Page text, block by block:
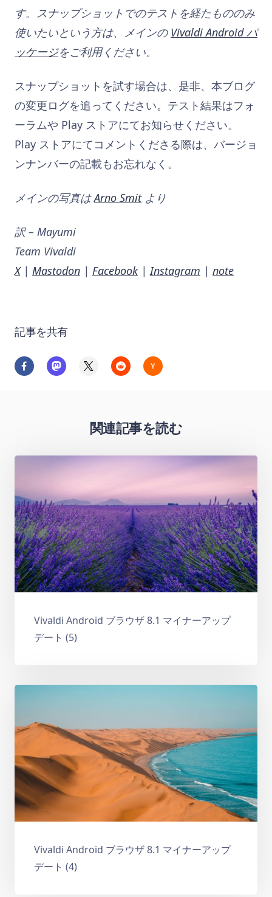
す。スナップショットでのテストを経たもののみ
使いたいという方は、メインの Vivaldi Android パ
ッケージをご利用ください。
スナップショットを試す場合は、是非、本ブログ
の変更ログを追ってください。テスト結果はフォ
ーラムや Play ストアにてお知らせください。
Play ストアにてコメントくださる際は、バージョ
ンナンバーの記載もお忘れなく。
メインの写真はArno Smit より
訳 – Mayumi
Team Vivaldi
X| Mastodon | Facebook | Instagram | note
記事を共有
関連記事を読む
Vivaldi Android ブラウザ 8.1 マイナーアップ
デート (5)
Vivaldi Android ブラウザ 8.1 マイナーアップ
デート (4)